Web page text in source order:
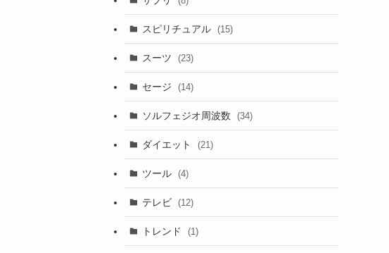
スピリチュアル (15)
スーツ (23)
セージ (14)
ソルフェジオ周波数 (34)
ダイエット (21)
ツール (4)
テレビ (12)
トレンド (1)